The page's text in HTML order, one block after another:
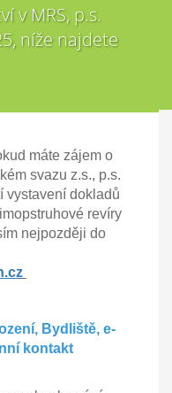
v MRS, p.s.
níže najdete
máte zájem o
svazu z.s., p.s.
vystavení dokladů
revíry
nejpozději do
Bydliště, e-
kontakt